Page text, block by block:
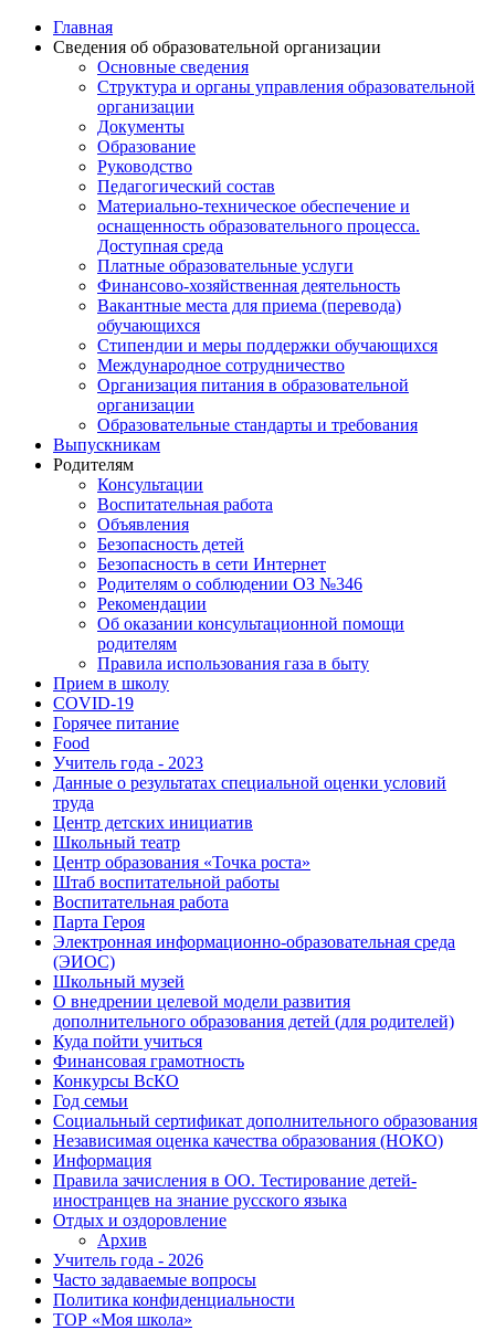
Главная
Сведения об образовательной организации
Основные сведения
Структура и органы управления образовательной
организации
Документы
Образование
Руководство
Педагогический состав
Материально-техническое обеспечение и
оснащенность образовательного процесса.
Доступная среда
Платные образовательные услуги
Финансово-хозяйственная деятельность
Вакантные места для приема (перевода)
обучающихся
Стипендии и меры поддержки обучающихся
Международное сотрудничество
Организация питания в образовательной
организации
Образовательные стандарты и требования
Выпускникам
Родителям
Консультации
Воспитательная работа
Объявления
Безопасность детей
Безопасность в сети Интернет
Родителям о соблюдении ОЗ №346
Рекомендации
Об оказании консультационной помощи
родителям
Правила использования газа в быту
Прием в школу
COVID-19
Горячее питание
Food
Учитель года - 2023
Данные о результатах специальной оценки условий
труда
Центр детских инициатив
Школьный театр
Центр образования «Точка роста»
Штаб воспитательной работы
Воспитательная работа
Парта Героя
Электронная информационно-образовательная среда
(ЭИОС)
Школьный музей
О внедрении целевой модели развития
дополнительного образования детей (для родителей)
Куда пойти учиться
Финансовая грамотность
Конкурсы ВсКО
Год семьи
Социальный сертификат дополнительного образования
Независимая оценка качества образования (НОКО)
Информация
Правила зачисления в ОО. Тестирование детей-
иностранцев на знание русского языка
Отдых и оздоровление
Архив
Учитель года - 2026
Часто задаваемые вопросы
Политика конфиденциальности
ТОР «Моя школа»